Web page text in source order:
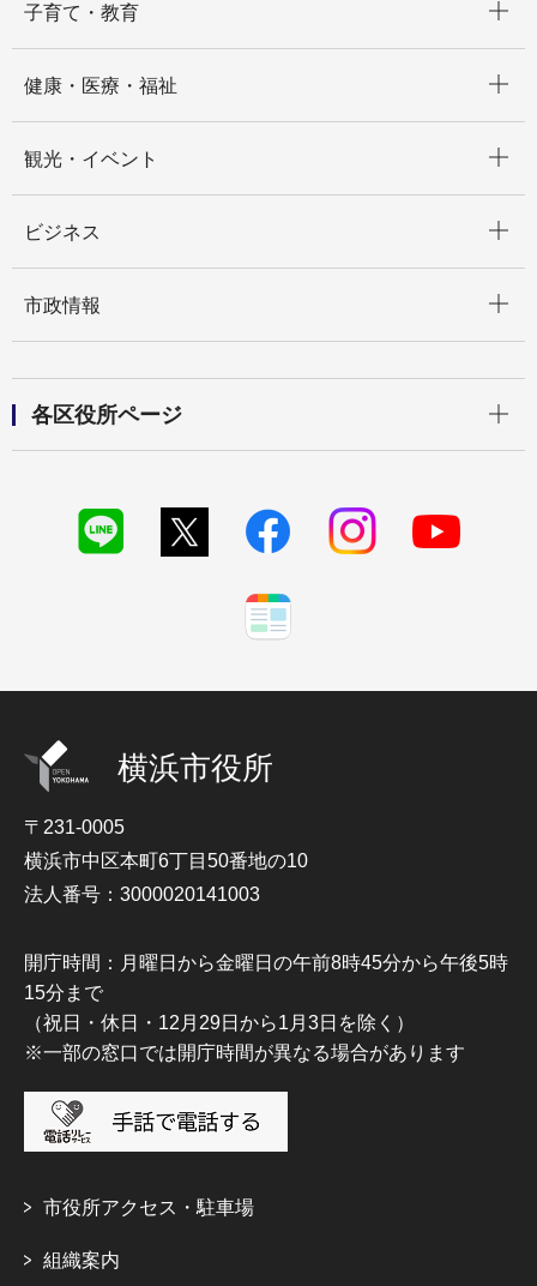
子育て・教育
健康・医療・福祉
観光・イベント
ビジネス
市政情報
各区役所ページ
横浜市役所
〒231-0005
横浜市中区本町6丁目50番地の10
法人番号：3000020141003
開庁時間：月曜日から金曜日の午前8時45分から午後5時
15分まで
（祝日・休日・12月29日から1月3日を除く）
※一部の窓口では開庁時間が異なる場合があります
市役所アクセス・駐車場
組織案内